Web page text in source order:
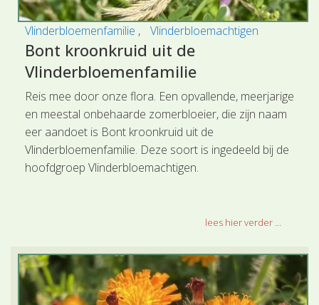
Vlinderbloemenfamilie Vlinderbloemachtigen
Bont kroonkruid uit de
Vlinderbloemenfamilie
Reis mee door onze flora. Een opvallende, meerjarige
en meestal onbehaarde zomerbloeier, die zijn naam
eer aandoet is Bont kroonkruid uit de
Vlinderbloemenfamilie. Deze soort is ingedeeld bij de
hoofdgroep Vlinderbloemachtigen.
lees hier verder ...